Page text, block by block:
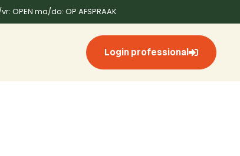
OPEN ma/do: OP AFSPRAAK
Login professional